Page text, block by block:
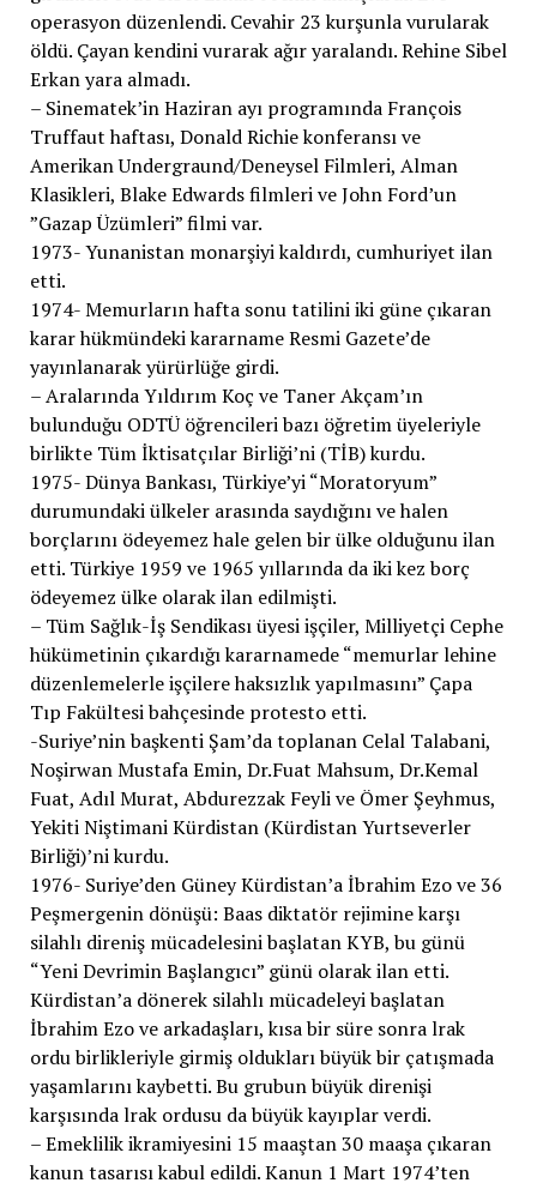
operasyon düzenlendi. Cevahir 23 kurşunla vurularak
öldü. Çayan kendini vurarak ağır yaralandı. Rehine Sibel
Erkan yara almadı.
– Sinematek’in Haziran ayı programında François
Truffaut haftası, Donald Richie konferansı ve
Amerikan Undergraund/Deneysel Filmleri, Alman
Klasikleri, Blake Edwards filmleri ve John Ford’un
”Gazap Üzümleri” filmi var.
1973- Yunanistan monarşiyi kaldırdı, cumhuriyet ilan
etti.
1974- Memurların hafta sonu tatilini iki güne çıkaran
karar hükmündeki kararname Resmi Gazete’de
yayınlanarak yürürlüğe girdi.
– Aralarında Yıldırım Koç ve Taner Akçam’ın
bulunduğu ODTÜ öğrencileri bazı öğretim üyeleriyle
birlikte Tüm İktisatçılar Birliği’ni (TİB) kurdu.
1975- Dünya Bankası, Türkiye’yi “Moratoryum”
durumundaki ülkeler arasında saydığını ve halen
borçlarını ödeyemez hale gelen bir ülke olduğunu ilan
etti. Türkiye 1959 ve 1965 yıllarında da iki kez borç
ödeyemez ülke olarak ilan edilmişti.
– Tüm Sağlık-İş Sendikası üyesi işçiler, Milliyetçi Cephe
hükümetinin çıkardığı kararnamede “memurlar lehine
düzenlemelerle işçilere haksızlık yapılmasını” Çapa
Tıp Fakültesi bahçesinde protesto etti.
-Suriye’nin başkenti Şam’da toplanan Celal Talabani,
Noşirwan Mustafa Emin, Dr.Fuat Mahsum, Dr.Kemal
Fuat, Adıl Murat, Abdurezzak Feyli ve Ömer Şeyhmus,
Yekiti Niştimani Kürdistan (Kürdistan Yurtseverler
Birliği)’ni kurdu.
1976- Suriye’den Güney Kürdistan’a İbrahim Ezo ve 36
Peşmergenin dönüşü: Baas diktatör rejimine karşı
silahlı direniş mücadelesini başlatan KYB, bu günü
“Yeni Devrimin Başlangıcı” günü olarak ilan etti.
Kürdistan’a dönerek silahlı mücadeleyi başlatan
İbrahim Ezo ve arkadaşları, kısa bir süre sonra lrak
ordu birlikleriyle girmiş oldukları büyük bir çatışmada
yaşamlarını kaybetti. Bu grubun büyük direnişi
karşısında lrak ordusu da büyük kayıplar verdi.
– Emeklilik ikramiyesini 15 maaştan 30 maaşa çıkaran
kanun tasarısı kabul edildi. Kanun 1 Mart 1974’ten